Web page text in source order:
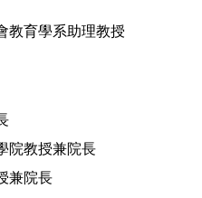
教育學系助理教授
院教授兼院長
兼院長